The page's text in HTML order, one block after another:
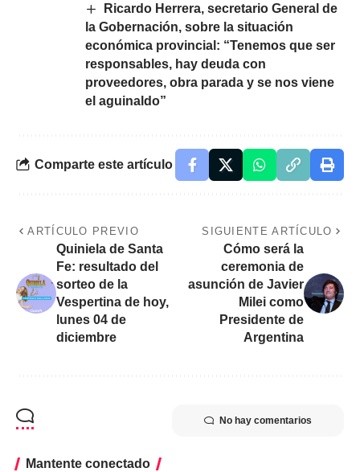
Ricardo Herrera, secretario General de
la Gobernación, sobre la situación
económica provincial: “Tenemos que ser
responsables, hay deuda con
proveedores, obra parada y se nos viene
el aguinaldo”
Comparte este artículo
ARTÍCULO PREVIO
Quiniela de Santa
Fe: resultado del
sorteo de la
Vespertina de hoy,
lunes 04 de
diciembre
SIGUIENTE ARTÍCULO
Cómo será la
ceremonia de
asunción de Javier
Milei como
Presidente de
Argentina
No hay comentarios
Mantente conectado